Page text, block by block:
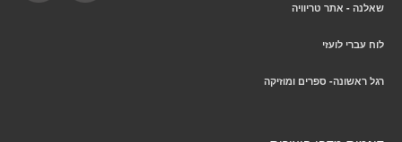
שאלנה - אתר טריוויה
לוח עברי לועזי
רגל ראשונה- ספרים ומוזיקה